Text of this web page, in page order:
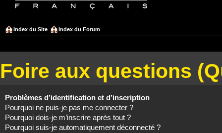
Index du Site Index du Forum
Foire aux questions
Problèmes d’identification et d’inscription
Pourquoi ne puis-je pas me connecter ?
Pourquoi dois-je m’inscrire après tout ?
Pourquoi suis-je automatiquement déconnecté ?